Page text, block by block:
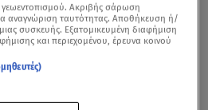
από την ΕΜΥ- βίντεο Star
Κελσίου, αναμένεται
ΕΜΥ. Ο καιρός θα είναι αίθριος
Ακριβής σάρωση
αναγνώριση ταυτότητας. Αποθήκευση ή/
συσκευής. Εξατομικευμένη διαφήμιση
και περιεχομένου, έρευνα κοινού